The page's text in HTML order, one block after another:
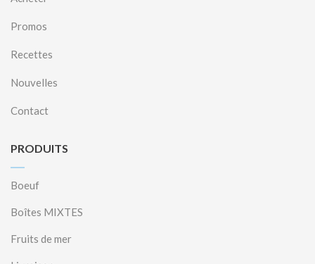
Promos
Recettes
Nouvelles
Contact
PRODUITS
Boeuf
Boîtes MIXTES
Fruits de mer